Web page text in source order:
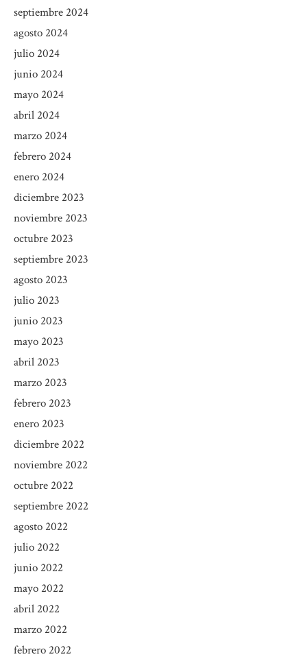
septiembre 2024
agosto 2024
julio 2024
junio 2024
mayo 2024
abril 2024
marzo 2024
febrero 2024
enero 2024
diciembre 2023
noviembre 2023
octubre 2023
septiembre 2023
agosto 2023
julio 2023
junio 2023
mayo 2023
abril 2023
marzo 2023
febrero 2023
enero 2023
diciembre 2022
noviembre 2022
octubre 2022
septiembre 2022
agosto 2022
julio 2022
junio 2022
mayo 2022
abril 2022
marzo 2022
febrero 2022